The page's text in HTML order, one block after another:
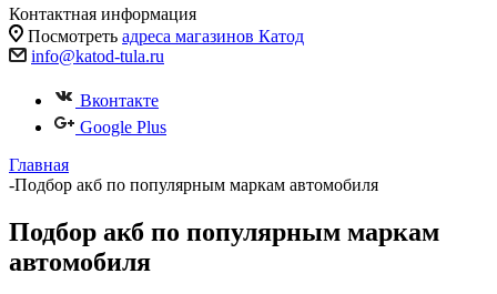
Контактная информация
Посмотреть адреса магазинов Катод
info@katod-tula.ru
Вконтакте
Google Plus
Главная
-Подбор акб по популярным маркам автомобиля
Подбор акб по популярным маркам
автомобиля